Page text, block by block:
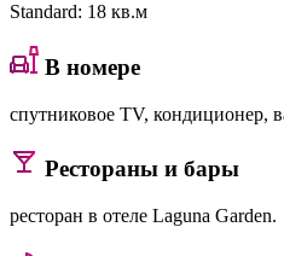
Standard: 18 кв.м
В номере
спутниковое TV, кондиционер,
Рестораны и бары
ресторан в отеле Laguna Garden.